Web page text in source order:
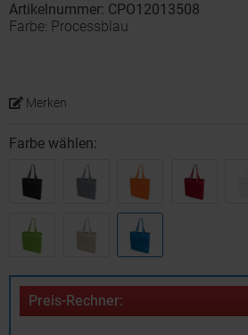
Artikelnummer: CPO12013508
Farbe: Processblau
Merken
Farbe wählen:
Preis-Rechner: